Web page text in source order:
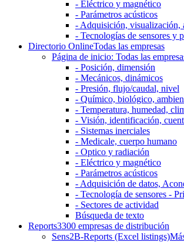
- Eléctrico y magnético
- Parámetros acústicos
- Adquisición, visualización,
- Tecnologías de sensores y
Directorio OnlineTodas las empresas
Página de inicio: Todas las
- Posición, dimensión
- Mecánicos, dinámicos
- Presión, flujo/caudal, nivel
- Químico, biológico,
- Temperatura, humedad,
- Visión, identificación,
- Sistemas inerciales
- Medicale, cuerpo humano
- Optico y radiación
- Eléctrico y magnético
- Parámetros acústicos
- Adquisición de datos,
- Tecnología de sensores -
- Sectores de actividad
Búsqueda de texto
Reports3300 empresas de distribución
Sens2B-Reports (Excel listings)